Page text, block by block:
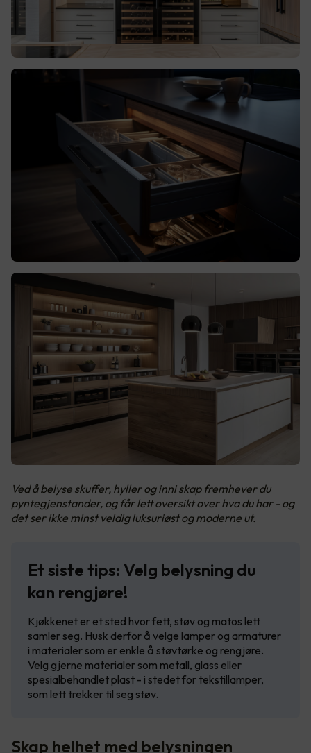
Ved å belyse skuffer, hyller og inni skap fremhever du
pyntegjenstander, og får lett oversikt over hva du har - og
det ser ikke minst veldig luksuriøst og moderne ut.
Et siste tips: Velg belysning du
kan rengjøre!
Kjøkkenet er et sted hvor fett, støv og matos lett
samler seg. Husk derfor å velge lamper og armaturer
i materialer som er enkle å støvtørke og rengjøre.
Velg gjerne materialer som metall, glass eller
spesialbehandlet plast - i stedet for tekstillamper,
som lett trekker til seg støv.
Skap helhet med belysningen